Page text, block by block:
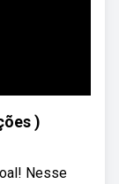
)
Nesse